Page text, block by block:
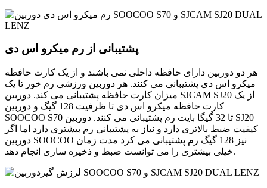
پشتیبانی از رم میکرو اس دی
هر دو دوربین دارای حافظه داخلی نمی باشند و از یک کارت حافظه
میکرو اس دی پشتیبانی می کنند. هر دوربین ورزشی رم خور تا یک
میزان کارت حافظه پشتیبانی می کند. دوربین SJCAM SJ20 از یک
کارت حافظه میکرو اس دی تا ظرفیت 128 گیگ و دوربین
SOOCOO S70 تا 32 گیگا بایت رم پشتیبانی می کنند. دوربین SJ20
کیفیت ضبط بالاتری دارد و نیاز به پشتیبانی رم بیشتری دارد اما اگر
دوربین SOOCOO نیز 128 گیگ رم پشتیبانی می کرد مدت زمان
خیلی بیشتری را می توانست ضبط و ذخیره سازی انجام دهد.